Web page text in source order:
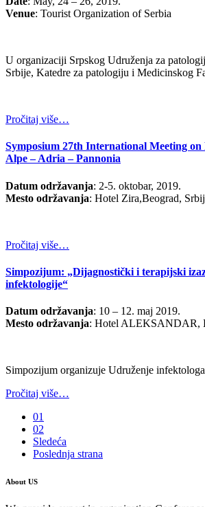
Venue: Tourist Organization of Serbia
U organizaciji Srpskog Udruženja za
Srbije, Katedre za patologiju i Medicinskog
Pročitaj više…
Symposium 27th International Meeting on
Alpe – Adria – Pannonia
Datum održavanja: 2-5. oktobar, 2019.
Mesto održavanja: Hotel Zira,Beograd,
Pročitaj više…
Simpozijum: „Dijagnostički i terapijski
infektologije“
Datum održavanja: 10 – 12. maj 2019.
Mesto održavanja: Hotel ALEKSANDAR,
Simpozijum organizuje Udruženje
Pročitaj više…
01
02
Sledeća
Poslednja strana
About US